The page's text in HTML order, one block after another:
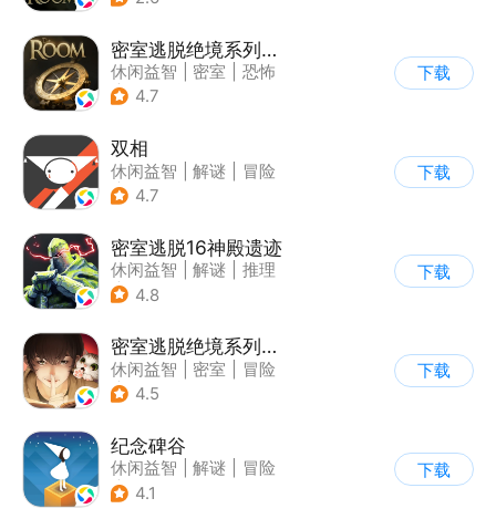
密室逃脱绝境系列2海盗船
休闲益智 密室
恐怖
| 密室逃脱
4.7
下载
双相
休闲益智 解谜
冒险
| 公益
4.7
下载
密室逃脱16神殿遗迹
休闲益智 解谜
推理
| 密室逃脱
4.8
下载
密室逃脱绝境系列3画仙奇缘
休闲益智 密室
冒险
| 密室逃脱
4.5
下载
纪念碑谷
休闲益智 解谜
冒险
| 治愈
4.1
下载